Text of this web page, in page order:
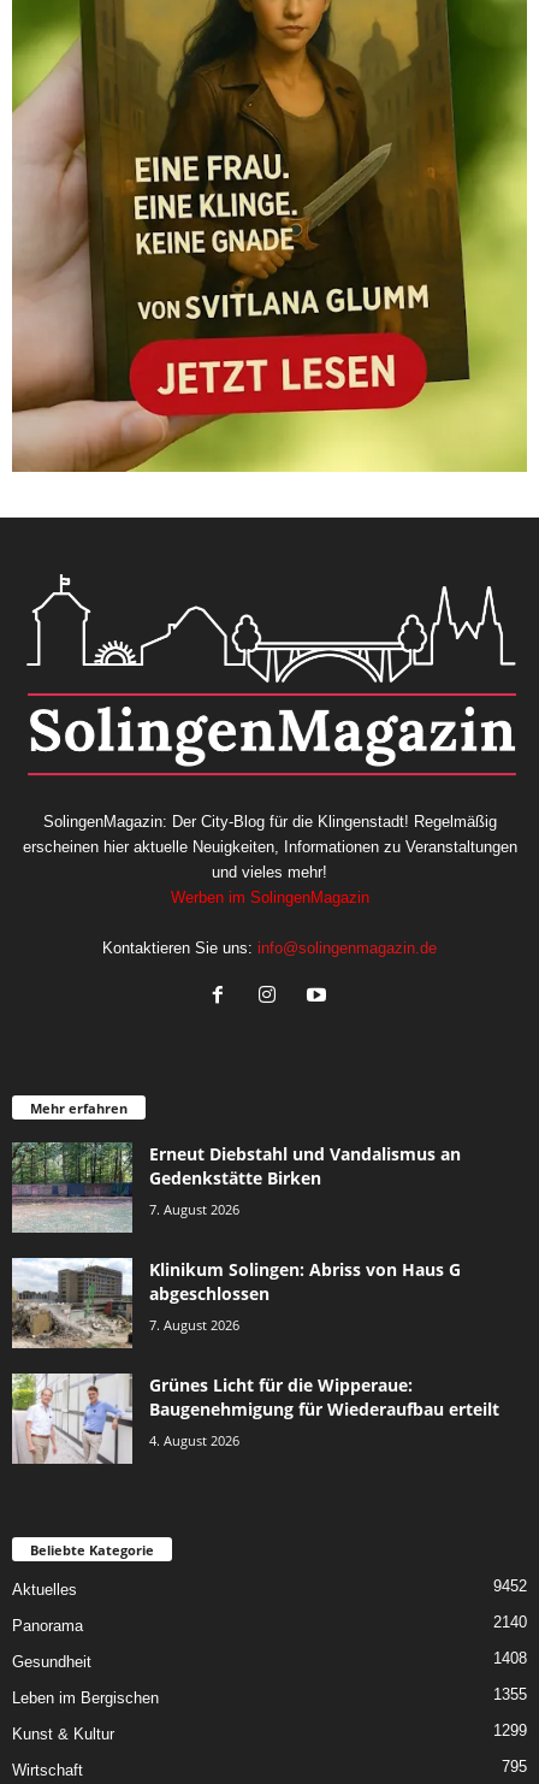
SolingenMagazin: Der City-Blog für die Klingenstadt! Regelmäßig
erscheinen hier aktuelle Neuigkeiten, Informationen zu Veranstaltungen
und vieles mehr!
Werben im SolingenMagazin
Kontaktieren Sie uns: info@solingenmagazin.de
Mehr erfahren
Erneut Diebstahl und Vandalismus an
Gedenkstätte Birken
7. August 2026
Klinikum Solingen: Abriss von Haus G
abgeschlossen
7. August 2026
Grünes Licht für die Wipperaue:
Baugenehmigung für Wiederaufbau erteilt
4. August 2026
Beliebte Kategorie
Aktuelles 9452
Panorama 2140
Gesundheit 1408
Leben im Bergischen 1355
Kunst & Kultur 1299
Wirtschaft 795